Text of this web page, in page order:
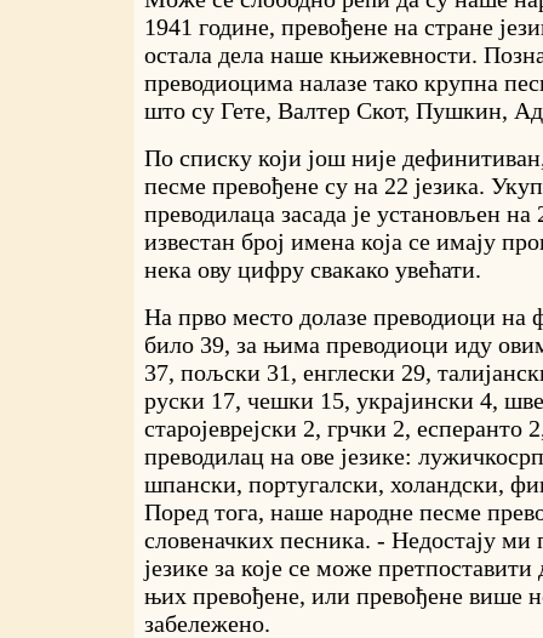
1941 године, превођене на стране
остала дела наше књижевности.
преводиоцима налазе тако крупна
што су Гете, Валтер Скот, Пушкин,
По списку који још није
песме превођене су на 22 језика.
преводилаца засада је установљен на
известан број имена која се имају
нека ову цифру свакако увећати.
На прво место долазе преводиоци на
било 39, за њима преводиоци иду
37, пољски 31, енглески 29,
руски 17, чешки 15, украјински 4,
старојеврејски 2, грчки 2, есперанто
преводилац на ове језике:
шпански, португалски, холандски,
Поред тога, наше народне песме
словеначких песника. - Недостају ми
језике за које се може
њих превођене, или превођене више
забележено.